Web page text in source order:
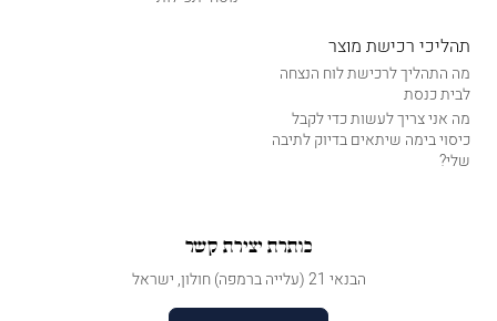
תהליכי רכישת מוצר
מה התהליך לרכישת לוח הנצחה
לבית כנסת
מה אני צריך לעשות כדי לקבל
כיסוי בימה שיתאים בדיוק לתיבה
שלי?
כותרת יצירת קשר
הבנאי 21 (עלייה ברמפה) חולון, ישראל